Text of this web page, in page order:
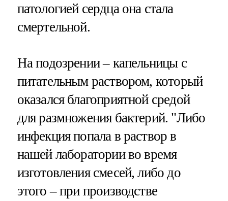
патологией сердца она стала
смертельной.
На подозрении – капельницы с
питательным раствором, который
оказался благоприятной средой
для размножения бактерий. "Либо
инфекция попала в раствор в
нашей лаборатории во время
изготовления смесей, либо до
этого – при производстве